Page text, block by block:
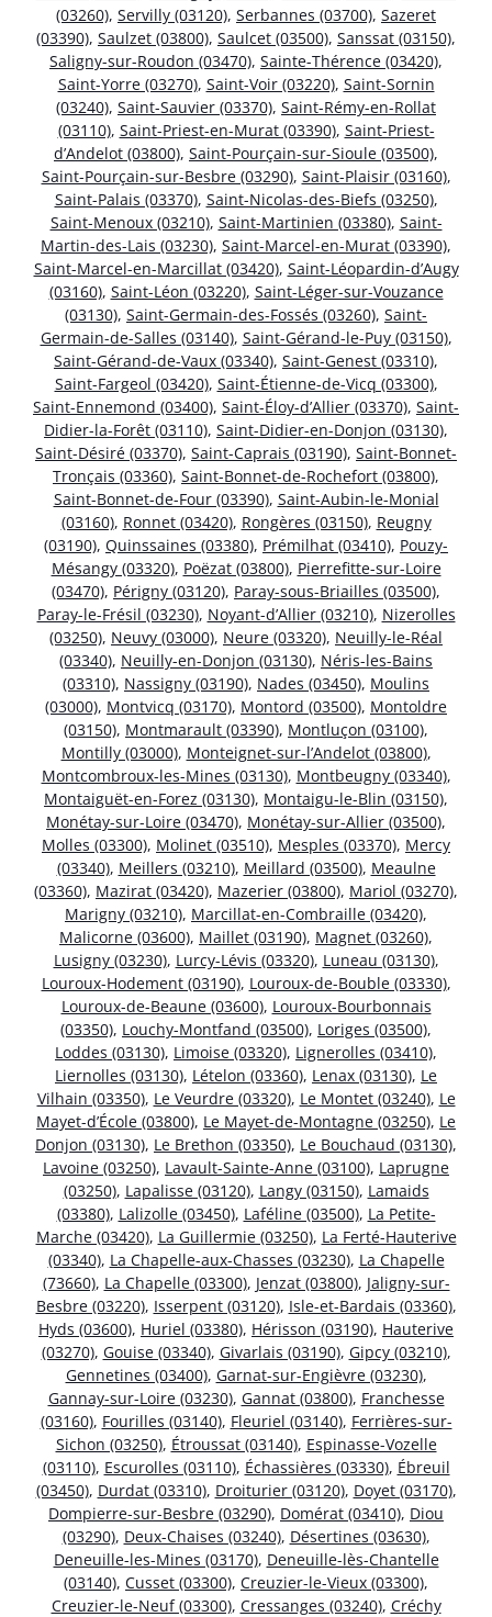
(03260), Servilly (03120), Serbannes (03700), Sazeret
(03390), Saulzet (03800), Saulcet (03500), Sanssat (03150),
Saligny-sur-Roudon (03470), Sainte-Thérence (03420),
Saint-Yorre (03270), Saint-Voir (03220), Saint-Sornin
(03240), Saint-Sauvier (03370), Saint-Rémy-en-Rollat
(03110), Saint-Priest-en-Murat (03390), Saint-Priest-
d’Andelot (03800), Saint-Pourçain-sur-Sioule (03500),
Saint-Pourçain-sur-Besbre (03290), Saint-Plaisir (03160),
Saint-Palais (03370), Saint-Nicolas-des-Biefs (03250),
Saint-Menoux (03210), Saint-Martinien (03380), Saint-
Martin-des-Lais (03230), Saint-Marcel-en-Murat (03390),
Saint-Marcel-en-Marcillat (03420), Saint-Léopardin-d’Augy
(03160), Saint-Léon (03220), Saint-Léger-sur-Vouzance
(03130), Saint-Germain-des-Fossés (03260), Saint-
Germain-de-Salles (03140), Saint-Gérand-le-Puy (03150),
Saint-Gérand-de-Vaux (03340), Saint-Genest (03310),
Saint-Fargeol (03420), Saint-Étienne-de-Vicq (03300),
Saint-Ennemond (03400), Saint-Éloy-d’Allier (03370), Saint-
Didier-la-Forêt (03110), Saint-Didier-en-Donjon (03130),
Saint-Désiré (03370), Saint-Caprais (03190), Saint-Bonnet-
Tronçais (03360), Saint-Bonnet-de-Rochefort (03800),
Saint-Bonnet-de-Four (03390), Saint-Aubin-le-Monial
(03160), Ronnet (03420), Rongères (03150), Reugny
(03190), Quinssaines (03380), Prémilhat (03410), Pouzy-
Mésangy (03320), Poëzat (03800), Pierrefitte-sur-Loire
(03470), Périgny (03120), Paray-sous-Briailles (03500),
Paray-le-Frésil (03230), Noyant-d’Allier (03210), Nizerolles
(03250), Neuvy (03000), Neure (03320), Neuilly-le-Réal
(03340), Neuilly-en-Donjon (03130), Néris-les-Bains
(03310), Nassigny (03190), Nades (03450), Moulins
(03000), Montvicq (03170), Montord (03500), Montoldre
(03150), Montmarault (03390), Montluçon (03100),
Montilly (03000), Monteignet-sur-l’Andelot (03800),
Montcombroux-les-Mines (03130), Montbeugny (03340),
Montaiguët-en-Forez (03130), Montaigu-le-Blin (03150),
Monétay-sur-Loire (03470), Monétay-sur-Allier (03500),
Molles (03300), Molinet (03510), Mesples (03370), Mercy
(03340), Meillers (03210), Meillard (03500), Meaulne
(03360), Mazirat (03420), Mazerier (03800), Mariol (03270),
Marigny (03210), Marcillat-en-Combraille (03420),
Malicorne (03600), Maillet (03190), Magnet (03260),
Lusigny (03230), Lurcy-Lévis (03320), Luneau (03130),
Louroux-Hodement (03190), Louroux-de-Bouble (03330),
Louroux-de-Beaune (03600), Louroux-Bourbonnais
(03350), Louchy-Montfand (03500), Loriges (03500),
Loddes (03130), Limoise (03320), Lignerolles (03410),
Liernolles (03130), Lételon (03360), Lenax (03130), Le
Vilhain (03350), Le Veurdre (03320), Le Montet (03240), Le
Mayet-d’École (03800), Le Mayet-de-Montagne (03250), Le
Donjon (03130), Le Brethon (03350), Le Bouchaud (03130),
Lavoine (03250), Lavault-Sainte-Anne (03100), Laprugne
(03250), Lapalisse (03120), Langy (03150), Lamaids
(03380), Lalizolle (03450), Laféline (03500), La Petite-
Marche (03420), La Guillermie (03250), La Ferté-Hauterive
(03340), La Chapelle-aux-Chasses (03230), La Chapelle
(73660), La Chapelle (03300), Jenzat (03800), Jaligny-sur-
Besbre (03220), Isserpent (03120), Isle-et-Bardais (03360),
Hyds (03600), Huriel (03380), Hérisson (03190), Hauterive
(03270), Gouise (03340), Givarlais (03190), Gipcy (03210),
Gennetines (03400), Garnat-sur-Engièvre (03230),
Gannay-sur-Loire (03230), Gannat (03800), Franchesse
(03160), Fourilles (03140), Fleuriel (03140), Ferrières-sur-
Sichon (03250), Étroussat (03140), Espinasse-Vozelle
(03110), Escurolles (03110), Échassières (03330), Ébreuil
(03450), Durdat (03310), Droiturier (03120), Doyet (03170),
Dompierre-sur-Besbre (03290), Domérat (03410), Diou
(03290), Deux-Chaises (03240), Désertines (03630),
Deneuille-les-Mines (03170), Deneuille-lès-Chantelle
(03140), Cusset (03300), Creuzier-le-Vieux (03300),
Creuzier-le-Neuf (03300), Cressanges (03240), Créchy